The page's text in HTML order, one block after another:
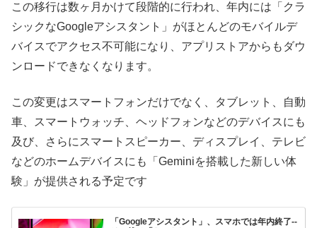
この移行は数ヶ月かけて段階的に行われ、年内には「クラ
シックなGoogleアシスタント」がほとんどのモバイルデ
バイスでアクセス不可能になり、アプリストアからもダウ
ンロードできなくなります。
この変更はスマートフォンだけでなく、タブレット、自動
車、スマートウォッチ、ヘッドフォンなどのデバイスにも
及び、さらにスマートスピーカー、ディスプレイ、テレビ
などのホームデバイスにも「Geminiを搭載した新しい体
験」が提供される予定です
「Googleアシスタント」、スマホでは年内終了--